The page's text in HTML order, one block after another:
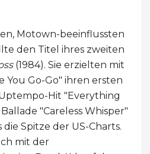
Motown-beeinflussten
den Titel ihres zweiten
(1984). Sie erzielten mit
You Go-Go" ihren ersten
Hit "Everything
"Careless Whisper"
Spitze der US-Charts.
mit der